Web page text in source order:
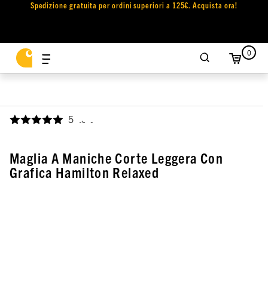
Spedizione gratuita per ordini superiori a 125€. Acquista ora!
0
5 ,
Maglia A Maniche Corte Leggera Con
Grafica Hamilton Relaxed